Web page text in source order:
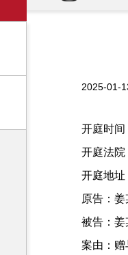
2025-01-
开庭时间
开庭法院
开庭地址
原告：姜
被告：姜
案由：赠